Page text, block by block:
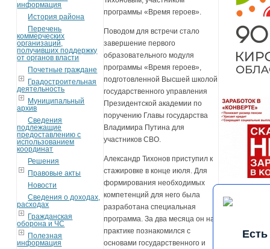
информация
История района
Перечень
коммерческих
организаций,
получивших поддержку
от органов власти
Почетные граждане
Градостроительная
деятельность
Муниципальный
архив
Сведения
подлежащие
предоставлению с
использованием
координат
Решения
Правовые акты
Новости
Сведения о доходах,
расходах
Гражданская
оборона и ЧС
Полезная
информация
программы «Время героев».
Поводом для встречи стало
завершение первого
образовательного модуля
программы «Время героев»,
подготовленной Высшей школой
государственного управления
Президентской академии по
поручению Главы государства
Владимира Путина для
участников СВО.
Александр Тихонов приступил к
стажировке в конце июля. Для
формирования необходимых
компетенций для него была
разработана специальная
программа. За два месяца он на
практике познакомился с
основами государственного и